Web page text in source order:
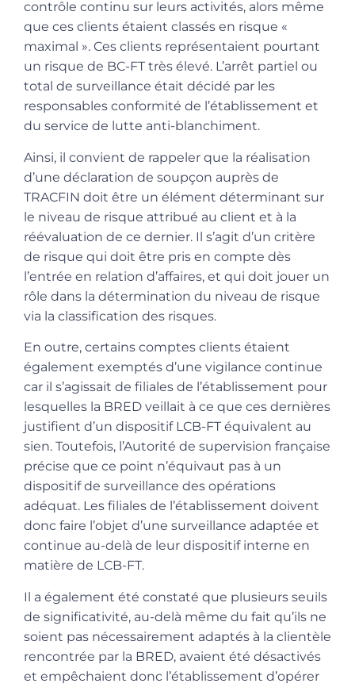
contrôle continu sur leurs activités, alors même
que ces clients étaient classés en risque «
maximal ». Ces clients représentaient pourtant
un risque de BC-FT très élevé. L’arrêt partiel ou
total de surveillance était décidé par les
responsables conformité de l’établissement et
du service de lutte anti-blanchiment.
Ainsi, il convient de rappeler que la réalisation
d’une déclaration de soupçon auprès de
TRACFIN doit être un élément déterminant sur
le niveau de risque attribué au client et à la
réévaluation de ce dernier. Il s’agit d’un critère
de risque qui doit être pris en compte dès
l’entrée en relation d’affaires, et qui doit jouer un
rôle dans la détermination du niveau de risque
via la classification des risques.
En outre, certains comptes clients étaient
également exemptés d’une vigilance continue
car il s’agissait de filiales de l’établissement pour
lesquelles la BRED veillait à ce que ces dernières
justifient d’un dispositif LCB-FT équivalent au
sien. Toutefois, l’Autorité de supervision française
précise que ce point n’équivaut pas à un
dispositif de surveillance des opérations
adéquat. Les filiales de l’établissement doivent
donc faire l’objet d’une surveillance adaptée et
continue au-delà de leur dispositif interne en
matière de LCB-FT.
Il a également été constaté que plusieurs seuils
de significativité, au-delà même du fait qu’ils ne
soient pas nécessairement adaptés à la clientèle
rencontrée par la BRED, avaient été désactivés
et empêchaient donc l’établissement d’opérer